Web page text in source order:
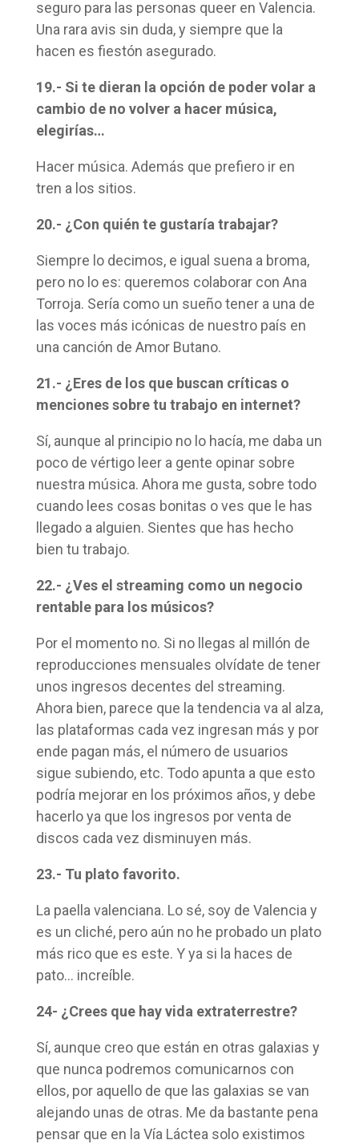
seguro para las personas queer en Valencia.
Una rara avis sin duda, y siempre que la
hacen es fiestón asegurado.
19.- Si te dieran la opción de poder volar a
cambio de no volver a hacer música,
elegirías…
Hacer música. Además que prefiero ir en
tren a los sitios.
20.- ¿Con quién te gustaría trabajar?
Siempre lo decimos, e igual suena a broma,
pero no lo es: queremos colaborar con Ana
Torroja. Sería como un sueño tener a una de
las voces más icónicas de nuestro país en
una canción de Amor Butano.
21.- ¿Eres de los que buscan críticas o
menciones sobre tu trabajo en internet?
Sí, aunque al principio no lo hacía, me daba un
poco de vértigo leer a gente opinar sobre
nuestra música. Ahora me gusta, sobre todo
cuando lees cosas bonitas o ves que le has
llegado a alguien. Sientes que has hecho
bien tu trabajo.
22.- ¿Ves el streaming como un negocio
rentable para los músicos?
Por el momento no. Si no llegas al millón de
reproducciones mensuales olvídate de tener
unos ingresos decentes del streaming.
Ahora bien, parece que la tendencia va al alza,
las plataformas cada vez ingresan más y por
ende pagan más, el número de usuarios
sigue subiendo, etc. Todo apunta a que esto
podría mejorar en los próximos años, y debe
hacerlo ya que los ingresos por venta de
discos cada vez disminuyen más.
23.- Tu plato favorito.
La paella valenciana. Lo sé, soy de Valencia y
es un cliché, pero aún no he probado un plato
más rico que es este. Y ya si la haces de
pato… increíble.
24- ¿Crees que hay vida extraterrestre?
Sí, aunque creo que están en otras galaxias y
que nunca podremos comunicarnos con
ellos, por aquello de que las galaxias se van
alejando unas de otras. Me da bastante pena
pensar que en la Vía Láctea solo existimos